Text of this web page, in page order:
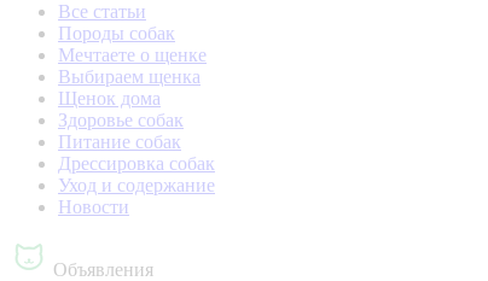
Все статьи
Породы собак
Мечтаете о щенке
Выбираем щенка
Щенок дома
Здоровье собак
Питание собак
Дрессировка собак
Уход и содержание
Новости
Объявления